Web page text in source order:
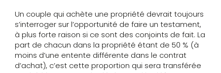
Un couple qui achète une propriété devrait toujours
s’interroger sur l’opportunité de faire un testament,
à plus forte raison si ce sont des conjoints de fait. La
part de chacun dans la propriété étant de 50 % (à
moins d’une entente différente dans le contrat
d’achat), c’est cette proportion qui sera transférée